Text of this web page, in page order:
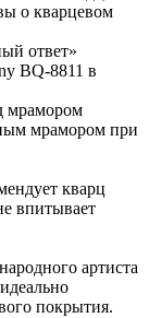
о кварцевом
ответ»
BQ-8811 в
мрамором
мрамором при
кварц
впитывает
артиста
покрытия.